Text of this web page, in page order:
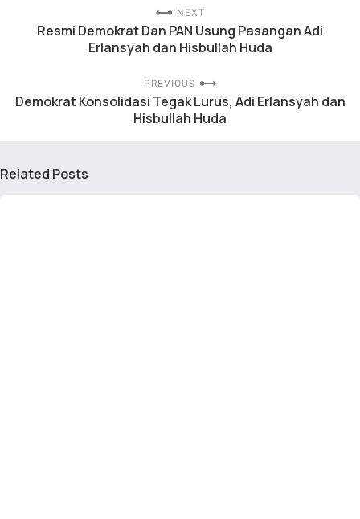
NEXT
Resmi Demokrat Dan PAN Usung Pasangan Adi
Erlansyah dan Hisbullah Huda
PREVIOUS
Demokrat Konsolidasi Tegak Lurus, Adi Erlansyah dan
Hisbullah Huda
Related Posts